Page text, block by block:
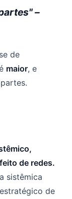
–
de
maior, e
de redes.
sistêmica
de